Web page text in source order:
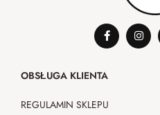
OBSŁUGA KLIENTA
REGULAMIN SKLEPU